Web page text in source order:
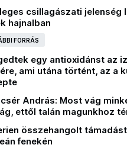
csillagászati jelenség
hajnalban
FORRÁS
egy antioxidánst az
ami utána történt, az a
András: Most vág
ettől talán magunkhoz
összehangolt
fenekén